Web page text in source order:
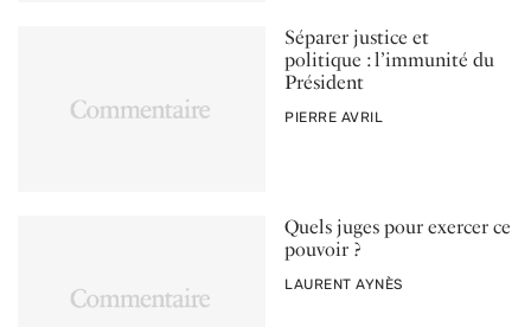
Séparer justice et
politique : l’immunité du
Président
PAR
PIERRE AVRIL
Quels juges pour exercer ce
pouvoir ?
PAR
LAURENT AYNÈS